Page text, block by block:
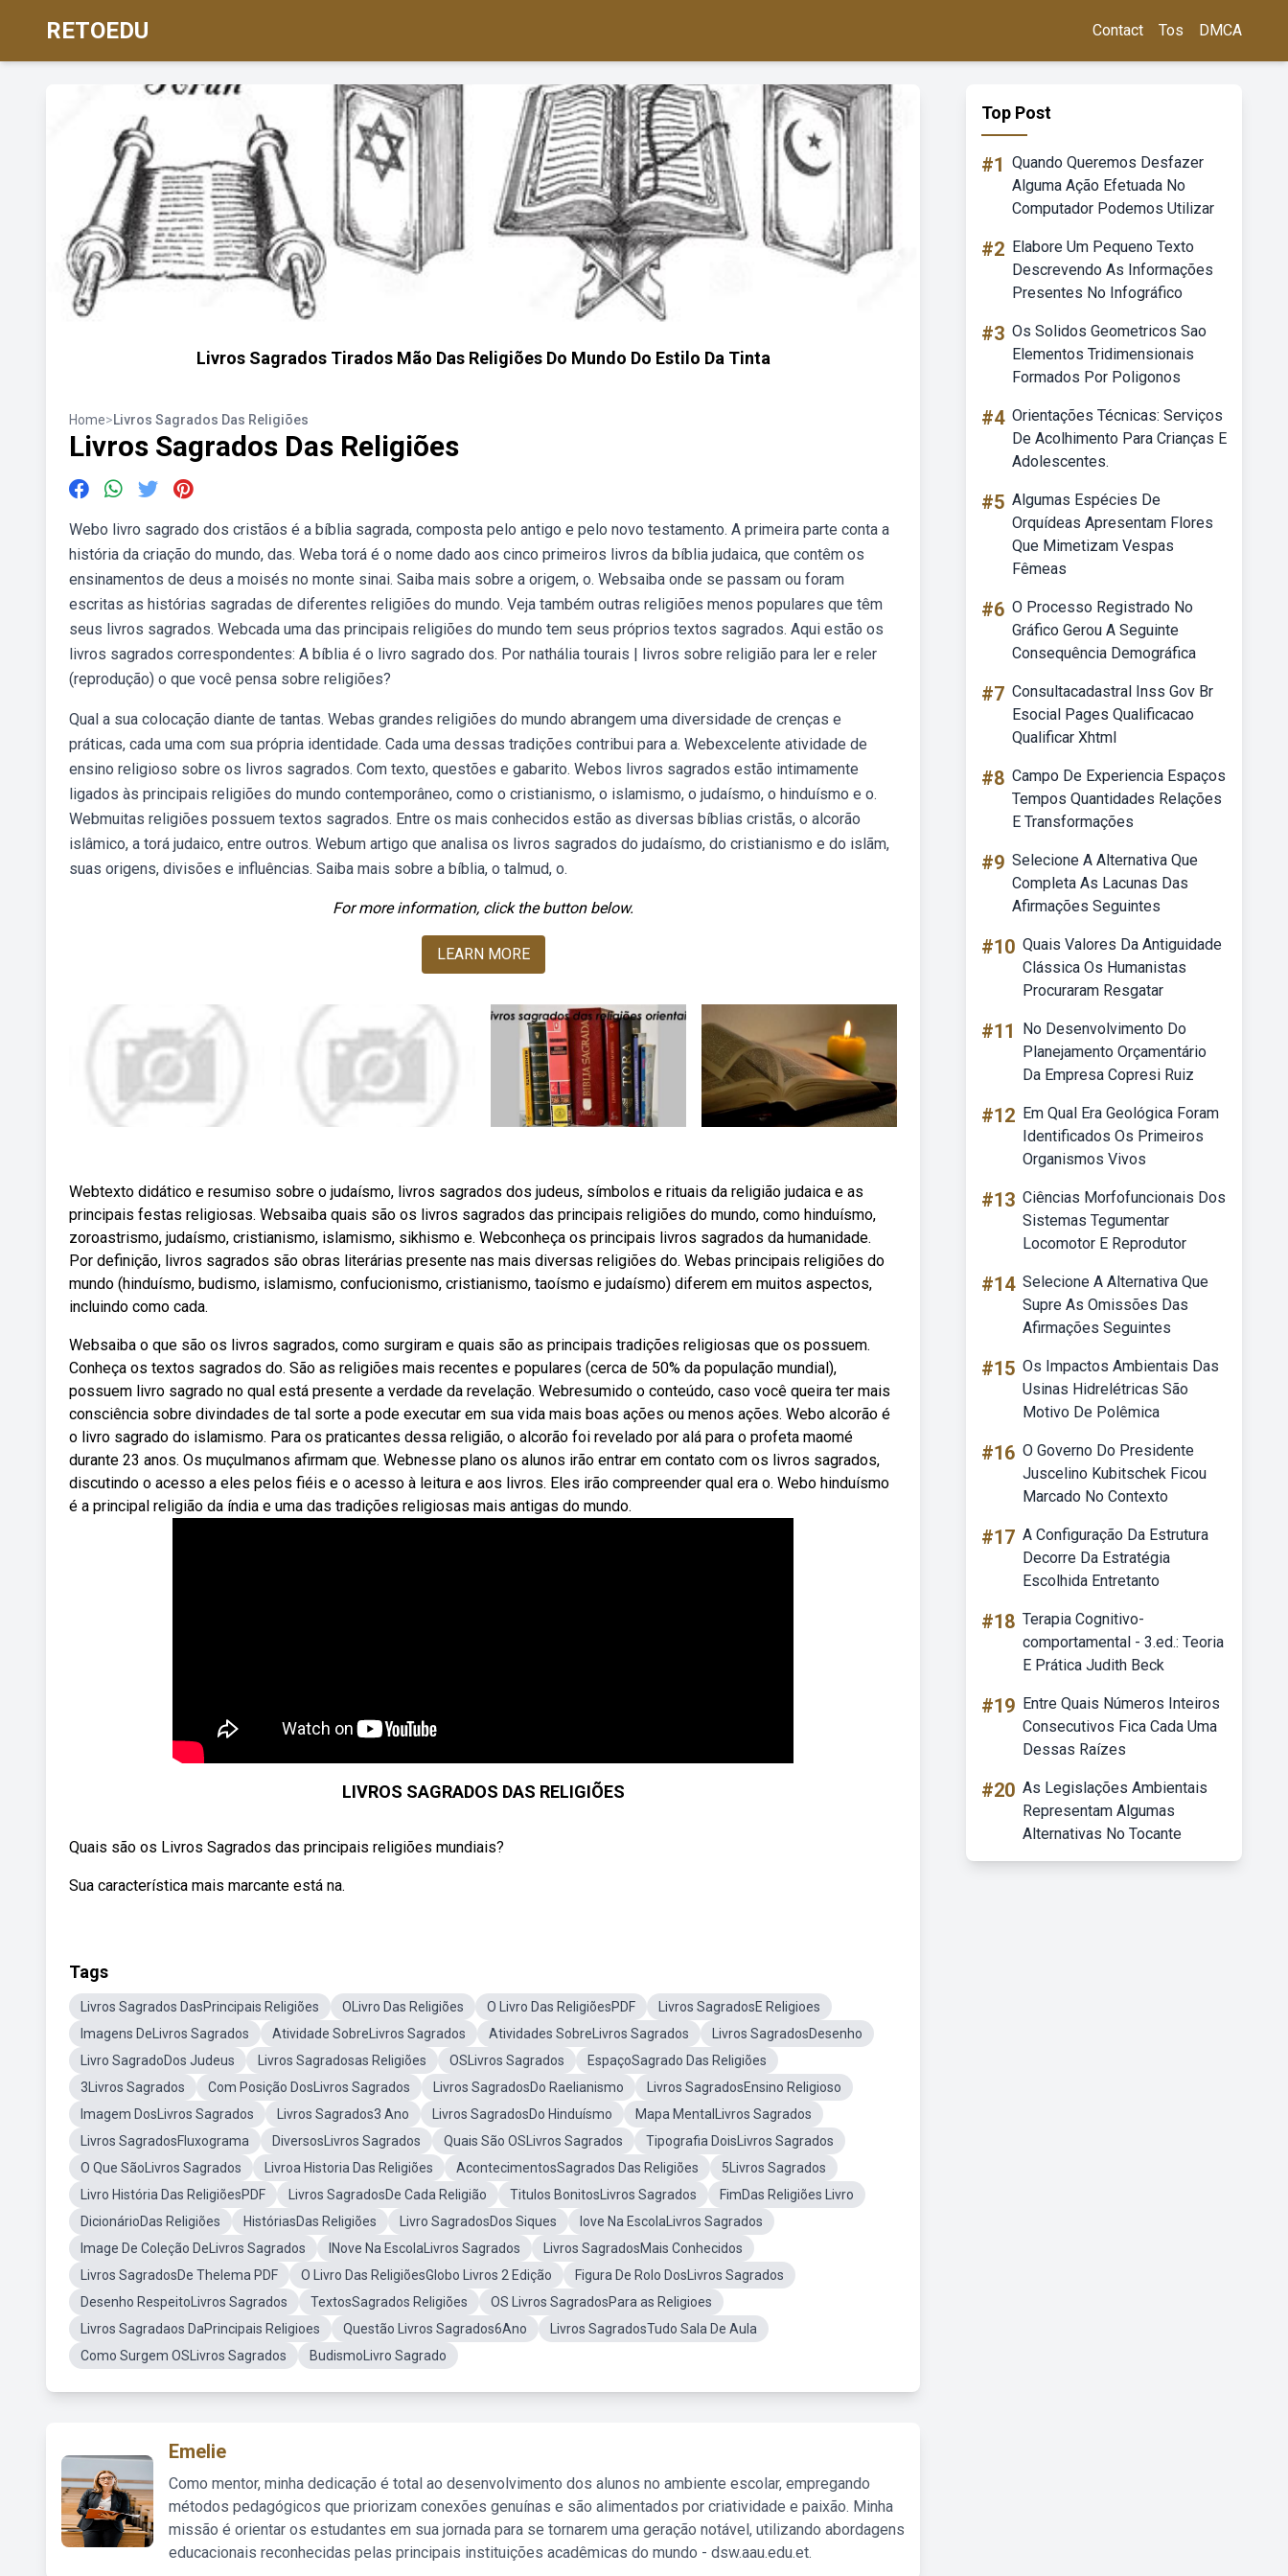
RETOEDU Contact Tos DMCA
Livros Sagrados Tirados Mão Das Religiões Do Mundo Do Estilo Da Tinta
Home>Livros Sagrados Das Religiões
Livros Sagrados Das Religiões
Webo livro sagrado dos cristãos é a bíblia sagrada, composta pelo antigo e pelo novo testamento. A primeira parte conta a
história da criação do mundo, das. Weba torá é o nome dado aos cinco primeiros livros da bíblia judaica, que contêm os
ensinamentos de deus a moisés no monte sinai. Saiba mais sobre a origem, o. Websaiba onde se passam ou foram
escritas as histórias sagradas de diferentes religiões do mundo. Veja também outras religiões menos populares que têm
seus livros sagrados. Webcada uma das principais religiões do mundo tem seus próprios textos sagrados. Aqui estão os
livros sagrados correspondentes: A bíblia é o livro sagrado dos. Por nathália tourais | livros sobre religião para ler e reler
(reprodução) o que você pensa sobre religiões?
Qual a sua colocação diante de tantas. Webas grandes religiões do mundo abrangem uma diversidade de crenças e
práticas, cada uma com sua própria identidade. Cada uma dessas tradições contribui para a. Webexcelente atividade de
ensino religioso sobre os livros sagrados. Com texto, questões e gabarito. Webos livros sagrados estão intimamente
ligados às principais religiões do mundo contemporâneo, como o cristianismo, o islamismo, o judaísmo, o hinduísmo e o.
Webmuitas religiões possuem textos sagrados. Entre os mais conhecidos estão as diversas bíblias cristãs, o alcorão
islâmico, a torá judaico, entre outros. Webum artigo que analisa os livros sagrados do judaísmo, do cristianismo e do islãm,
suas origens, divisões e influências. Saiba mais sobre a bíblia, o talmud, o.
For more information, click the button below.
LEARN MORE
Webtexto didático e resumiso sobre o judaísmo, livros sagrados dos judeus, símbolos e rituais da religião judaica e as
principais festas religiosas. Websaiba quais são os livros sagrados das principais religiões do mundo, como hinduísmo,
zoroastrismo, judaísmo, cristianismo, islamismo, sikhismo e. Webconheça os principais livros sagrados da humanidade.
Por definição, livros sagrados são obras literárias presente nas mais diversas religiões do. Webas principais religiões do
mundo (hinduísmo, budismo, islamismo, confucionismo, cristianismo, taoísmo e judaísmo) diferem em muitos aspectos,
incluindo como cada.
Websaiba o que são os livros sagrados, como surgiram e quais são as principais tradições religiosas que os possuem.
Conheça os textos sagrados do. São as religiões mais recentes e populares (cerca de 50% da população mundial),
possuem livro sagrado no qual está presente a verdade da revelação. Webresumido o conteúdo, caso você queira ter mais
consciência sobre divindades de tal sorte a pode executar em sua vida mais boas ações ou menos ações. Webo alcorão é
o livro sagrado do islamismo. Para os praticantes dessa religião, o alcorão foi revelado por alá para o profeta maomé
durante 23 anos. Os muçulmanos afirmam que. Webnesse plano os alunos irão entrar em contato com os livros sagrados,
discutindo o acesso a eles pelos fiéis e o acesso à leitura e aos livros. Eles irão compreender qual era o. Webo hinduísmo
é a principal religião da índia e uma das tradições religiosas mais antigas do mundo.
LIVROS SAGRADOS DAS RELIGIÕES
Quais são os Livros Sagrados das principais religiões mundiais?
Sua característica mais marcante está na.
Tags
Livros Sagrados DasPrincipais Religiões OLivro Das Religiões O Livro Das ReligiõesPDF
Livros SagradosE Religioes
Imagens DeLivros Sagrados
Atividade SobreLivros Sagrados Atividades SobreLivros Sagrados
Livros SagradosDesenho
Livro SagradoDos Judeus
Livros Sagradosas Religiões OSLivros Sagrados
EspaçoSagrado Das Religiões
3Livros Sagrados
Com Posição DosLivros Sagrados Livros SagradosDo Raelianismo
Livros SagradosEnsino Religioso
Imagem DosLivros Sagrados
Livros Sagrados3 Ano Livros SagradosDo Hinduísmo
Mapa MentalLivros Sagrados
Livros SagradosFluxograma
DiversosLivros Sagrados Quais São OSLivros Sagrados
Tipografia DoisLivros Sagrados
O Que SãoLivros Sagrados
Livroa Historia Das Religiões AcontecimentosSagrados Das Religiões
5Livros Sagrados
Livro História Das ReligiõesPDF
Livros SagradosDe Cada Religião Titulos BonitosLivros Sagrados
FimDas Religiões Livro
DicionárioDas Religiões
HistóriasDas Religiões Livro SagradosDos Siques
Iove Na EscolaLivros Sagrados
Image De Coleção DeLivros Sagrados
INove Na EscolaLivros Sagrados
Livros SagradosMais Conhecidos
Livros SagradosDe Thelema PDF
O Livro Das ReligiõesGlobo Livros 2 Edição
Figura De Rolo DosLivros Sagrados
Desenho RespeitoLivros Sagrados
TextosSagrados Religiões
OS Livros SagradosPara as Religioes
Livros Sagradaos DaPrincipais Religioes
Questão Livros Sagrados6Ano
Livros SagradosTudo Sala De Aula
Como Surgem OSLivros Sagrados
BudismoLivro Sagrado
Emelie
Como mentor, minha dedicação é total ao desenvolvimento dos alunos no ambiente escolar, empregando
métodos pedagógicos que priorizam conexões genuínas e são alimentados por criatividade e paixão. Minha
missão é orientar os estudantes em sua jornada para se tornarem uma geração notável, utilizando abordagens
educacionais reconhecidas pelas principais instituições acadêmicas do mundo - dsw.aau.edu.et.
Top Post
#1 Quando Queremos Desfazer
Alguma Ação Efetuada No
Computador Podemos Utilizar
#2 Elabore Um Pequeno Texto
Descrevendo As Informações
Presentes No Infográfico
#3 Os Solidos Geometricos Sao
Elementos Tridimensionais
Formados Por Poligonos
#4 Orientações Técnicas: Serviços
De Acolhimento Para Crianças E
Adolescentes.
#5 Algumas Espécies De
Orquídeas Apresentam Flores
Que Mimetizam Vespas
Fêmeas
#6 O Processo Registrado No
Gráfico Gerou A Seguinte
Consequência Demográfica
#7 Consultacadastral Inss Gov Br
Esocial Pages Qualificacao
Qualificar Xhtml
#8 Campo De Experiencia Espaços
Tempos Quantidades Relações
E Transformações
#9 Selecione A Alternativa Que
Completa As Lacunas Das
Afirmações Seguintes
#10 Quais Valores Da Antiguidade
Clássica Os Humanistas
Procuraram Resgatar
#11
No Desenvolvimento Do
Planejamento Orçamentário
Da Empresa Copresi Ruiz
#12 Em Qual Era Geológica Foram
Identificados Os Primeiros
Organismos Vivos
#13 Ciências Morfofuncionais Dos
Sistemas Tegumentar
Locomotor E Reprodutor
#14 Selecione A Alternativa Que
Supre As Omissões Das
Afirmações Seguintes
#15 Os Impactos Ambientais Das
Usinas Hidrelétricas São
Motivo De Polêmica
#16 O Governo Do Presidente
Juscelino Kubitschek Ficou
Marcado No Contexto
#17 A Configuração Da Estrutura
Decorre Da Estratégia
Escolhida Entretanto
#18 Terapia Cognitivo-
comportamental - 3.ed.: Teoria
E Prática Judith Beck
#19 Entre Quais Números Inteiros
Consecutivos Fica Cada Uma
Dessas Raízes
#20 As Legislações Ambientais
Representam Algumas
Alternativas No Tocante